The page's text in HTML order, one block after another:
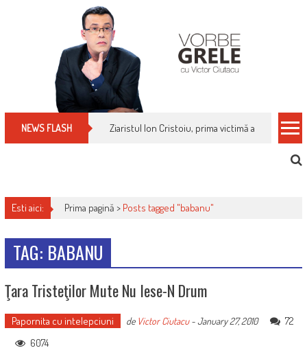
NEWS FLASH Ziaristul Ion Cristoiu, prima victimă a noi
Esti aici: Prima pagină > Posts tagged "babanu"
TAG: BABANU
Ţara Tristeţilor Mute Nu Iese-N Drum
Papornita cu intelepciuni de Victor Ciutacu-January 27, 2010
72
6074